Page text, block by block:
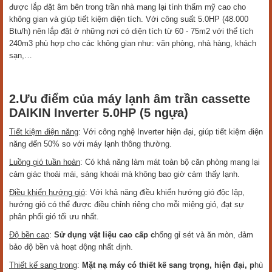
được lắp đặt âm bên trong trần nhà mang lại tính thẩm mỹ cao cho
không gian và giúp tiết kiệm diện tích. Với công suất 5.0HP (48.000
Btu/h) nên lắp đặt ở những nơi có diện tích từ 60 - 75m2 với thể tích
240m3 phù hợp cho các không gian như: văn phòng, nhà hàng, khách
sạn,…
2.Ưu điểm của máy lạnh âm trần cassette
DAIKIN Inverter 5.0HP (5 ngựa)
Tiết kiệm điện năng: Với công nghệ Inverter hiện đại, giúp tiết kiệm điện
năng đến 50% so với máy lạnh thông thường.
Luồng gió tuần hoàn: Có khả năng làm mát toàn bộ căn phòng mang lại
cảm giác thoải mái, sảng khoái mà không bao giờ cảm thấy lạnh.
Điều khiển hướng gió: Với khả năng điều khiển hướng gió độc lập,
hướng gió có thể được điều chỉnh riêng cho mỗi miệng gió, đạt sự
phân phối gió tối ưu nhất.
Độ bền cao: Sử dụng vật liệu cao cấp chống gỉ sét và ăn mòn, đảm
bảo độ bền và hoạt động nhất định.
Thiết kế sang trọng: Mặt nạ máy có thiết kế sang trọng, hiện đại, phù